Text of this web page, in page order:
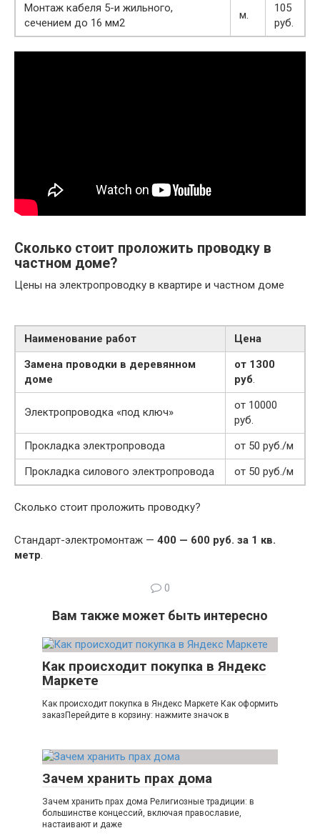
Монтаж кабеля 5-и жильного,
сечением до 16 мм2
м.
105
руб.
Сколько стоит проложить проводку в
частном доме?
Цены на электропроводку в квартире и частном доме
Наименование работ
Цена
Замена проводки в деревянном
доме
от 1300
руб.
Электропроводка «под ключ»
от 10000
руб.
Прокладка электропровода
от 50 руб./м
Прокладка силового электропровода
от 50 руб./м
Сколько стоит проложить проводку?
Стандарт-электромонтаж — 400 — 600 руб. за 1 кв.
метр.
0
Вам также может быть интересно
Как происходит покупка в Яндекс
Маркете
Как происходит покупка в Яндекс Маркете Как оформить
заказПерейдите в корзину: нажмите значок в
Зачем хранить прах дома
Зачем хранить прах дома Религиозные традиции: в
большинстве концессий, включая православие,
настаивают и даже